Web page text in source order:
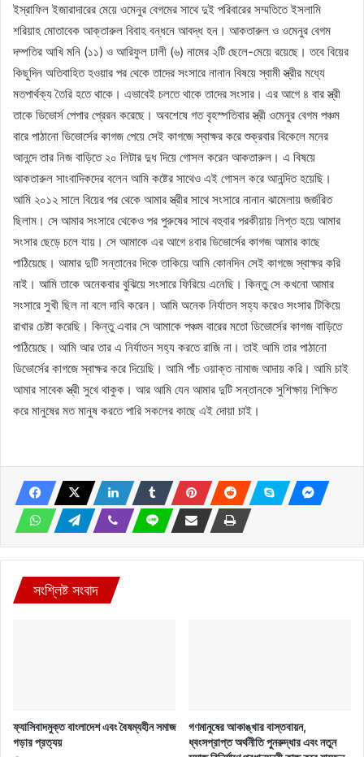
ইস্রাফিল ইজারাদারের মেয়ে ওমেনুর বেগমের সাথে দুই পরিবারের সম্মতিতে ইসলামি
শরিয়াহ মোতাবেক আক্তারুল বিবাহ বন্ধনে আবদ্ধ হন। আকতারুল ও ওমেনুর বেগম
দম্পতির আখি মনি (১১) ও আরিফুল ঢালী (৬) নামের ২টি ছেলে-মেয়ে রয়েছে। তবে বিয়ের
কিছুদিন অতিবাহিত হওয়ার পর থেকে তাদের সংসারে নানান বিষয়ে স্বামী স্ত্রীর মধ্যে
মতপার্থক্য তৈরি হতে থাকে। এভাবেই চলতে থাকে তাদের সংসার। এর আগে ৪ বার স্ত্রী
তাকে ডিভোর্স পেপার প্রেরন করেছে। অবশেষে গত বৃহস্পতিবার স্ত্রী ওমেনুর বেগম পঞ্চম
বারে পাঠানো ডিভোর্সের কাগজ পেয়ে সেই কাগজে স্বাক্ষর করে শুক্রবার বিকেলে মনের
আনন্দে তার নিজ বাড়িতে ২০ লিটার দুধ দিয়ে গোসল করেন আকতারুল। এ বিষয়ে
আকতারুল সাংবাদিকদের বলেন আমি কষ্টের সাথেও এই গোসল করে আনন্দিত হয়েছি।
আমি ২০১২ সালে বিয়ের পর থেকে আমার স্ত্রীর সাথে সংসারে নানান ঝামেলায় জর্জরিত
ছিলাম। সে আমার সংসারে থেকেও পর পুরুষের সাথে বহুবার পরকীয়ায় লিপ্ত হয়ে আমার
সংসার ছেড়ে চলে যায়। সে আমাকে এর আগে ৪বার ডিভোর্সের কাগজ আমার কাছে
পাঠিয়েছে। আমার দুটি সন্তানের দিকে তাকিয়ে আমি কোনদিন সেই কাগজে স্বাক্ষর করি
নাই। আমি তাকে অনেকবার বুঝিয়ে সংসারে ফিরিয়ে এনেছি। কিন্তু সে কখনো আমার
সংসারে সুখী ছিল না বলে দাবি করেন। আমি অনেক নির্যাতন সহ্য করেও সংসার টিকিয়ে
রাখার চেষ্টা করেছি। কিন্তু এবার সে আমাকে পঞ্চম বারের মতো ডিভোর্সের কাগজ বাড়িতে
পাঠিয়েছে। আমি আর তার এ নির্যাতন সহ্য করতে রাজি না। তাই আমি তার পাঠানো
ডিভোর্সের কাগজে স্বাক্ষর করে দিয়েছি। আমি পাঁচ ওয়াক্ত নামাজ আদায় করি। আমি চাই
আমার সাবেক স্ত্রী সুখে থাকুক। আর আমি যেন আমার দুটি সন্তানকে সুশিক্ষায় শিক্ষিত
করে মানুষের মত মানুষ করতে পারি সকলের কাছে এই দোয়া চাই।
সংশ্লিষ্ট সংবাদ
ফ্যাসিবাদমুক্ত বাংলাদেশ এবং বৈষম্যহীন সমাজ
গড়ার প্রত্যয়
গণমানুষের আকাঙ্খার বাস্তবায়ন,
ধ্বংসপ্রাপ্ত অর্থনীতি পুনরুদ্ধার এবং নতুন